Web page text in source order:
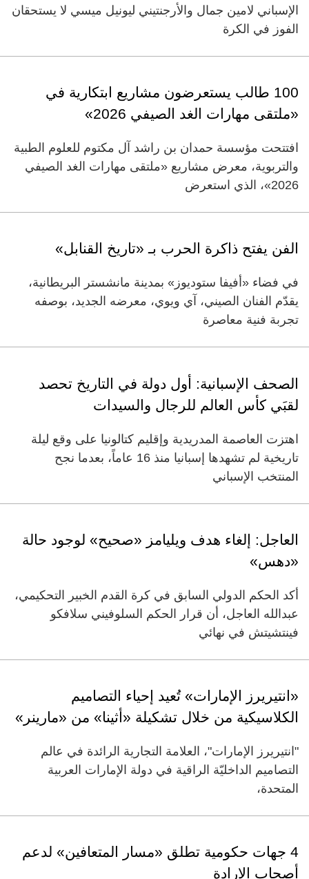
الإسباني لامين جمال والأرجنتيني ليونيل ميسي لا يستحقان
الفوز في الكرة
100 طالب يستعرضون مشاريع ابتكارية في
«ملتقى مهارات الغد الصيفي 2026»
افتتحت مؤسسة حمدان بن راشد آل مكتوم للعلوم الطبية
والتربوية، معرض مشاريع «ملتقى مهارات الغد الصيفي
2026»، الذي استعرض
الفن يفتح ذاكرة الحرب بـ «تاريخ القنابل»
في فضاء «أفيفا ستوديوز» بمدينة مانشستر البريطانية،
يقدّم الفنان الصيني، آي ويوي، معرضه الجديد، بوصفه
تجربة فنية معاصرة
الصحف الإسبانية: أول دولة في التاريخ تحصد
لقبَي كأس العالم للرجال والسيدات
اهتزت العاصمة المدريدية وإقليم كتالونيا على وقع ليلة
تاريخية لم تشهدها إسبانيا منذ 16 عاماً، بعدما نجح
المنتخب الإسباني
العاجل: إلغاء هدف ويليامز «صحيح» لوجود حالة
«دهس»
أكد الحكم الدولي السابق في كرة القدم الخبير التحكيمي،
عبدالله العاجل، أن قرار الحكم السلوفيني سلافكو
فينتشيتش في نهائي
«انتيريرز الإمارات» تُعيد إحياء التصاميم
الكلاسيكية من خلال تشكيلة «أثينا» من «مارينر»
"انتيريرز الإمارات"، العلامة التجارية الرائدة في عالم
التصاميم الداخليّة الراقية في دولة الإمارات العربية
المتحدة،
4 جهات حكومية تطلق «مسار المتعافين» لدعم
أصحاب الإرادة